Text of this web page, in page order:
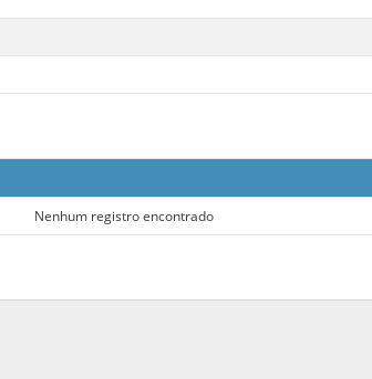
Nenhum registro encontrado